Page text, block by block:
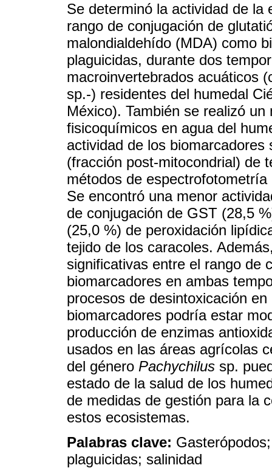
Se determinó la actividad de la
rango de conjugación de
malondialdehído (MDA) como
plaguicidas, durante dos
macroinvertebrados acuáticos
sp.-) residentes del humedal
México). También se realizó
fisicoquímicos en agua del
actividad de los
(fracción post-mitocondrial) de
métodos de
Se encontró una menor
de conjugación de GST (28,5
(25,0 %) de peroxidación
tejido de los caracoles.
significativas entre el rango de
biomarcadores en ambas
procesos de desintoxicación
biomarcadores podría estar
producción de enzimas
usados en las áreas agrícolas
del género Pachychilus sp.
estado de la salud de los
de medidas de gestión para la
estos ecosistemas.
Palabras clave:
plaguicidas; salinidad